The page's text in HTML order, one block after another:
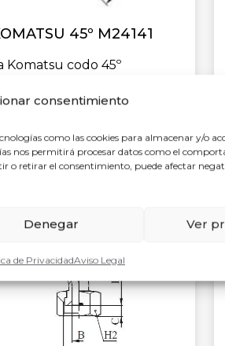
consentimiento
como las cookies para almacenar y/o
nos permitirá procesar datos como el
o retirar el consentimiento, puede afectar
Denegar Ver
de PrivacidadAviso Legal
45º M24141
Komatsu codo 45º